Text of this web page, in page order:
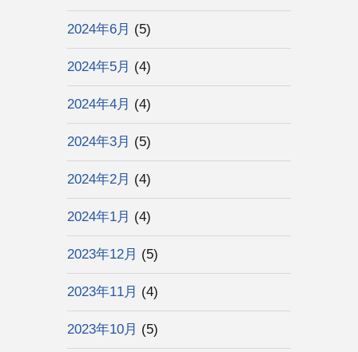
2024年6月 (5)
2024年5月 (4)
2024年4月 (4)
2024年3月 (5)
2024年2月 (4)
2024年1月 (4)
2023年12月 (5)
2023年11月 (4)
2023年10月 (5)